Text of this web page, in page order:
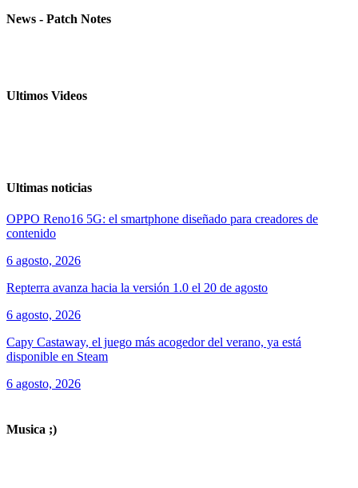
News - Patch Notes
Ultimos Videos
Ultimas noticias
OPPO Reno16 5G: el smartphone diseñado para creadores de
contenido
6 agosto, 2026
Repterra avanza hacia la versión 1.0 el 20 de agosto
6 agosto, 2026
Capy Castaway, el juego más acogedor del verano, ya está
disponible en Steam
6 agosto, 2026
Musica ;)